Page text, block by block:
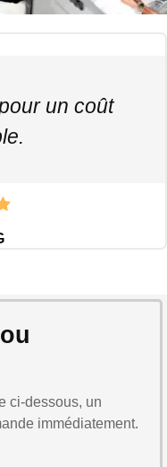
un coût
ci-dessous, un
immédiatement.